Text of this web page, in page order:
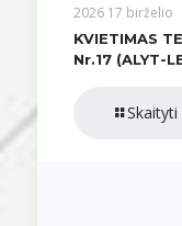
2026 17 birželio
KVIETIMAS
Nr.17 (ALYT-
Skaityti